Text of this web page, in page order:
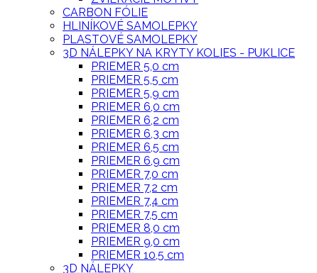
CARBON FÓLIE
HLINÍKOVÉ SAMOLEPKY
PLASTOVÉ SAMOLEPKY
3D NÁLEPKY NA KRYTY KOLIES - PUKLICE
PRIEMER 5,0 cm
PRIEMER 5,5 cm
PRIEMER 5,9 cm
PRIEMER 6,0 cm
PRIEMER 6,2 cm
PRIEMER 6,3 cm
PRIEMER 6,5 cm
PRIEMER 6,9 cm
PRIEMER 7,0 cm
PRIEMER 7,2 cm
PRIEMER 7,4 cm
PRIEMER 7,5 cm
PRIEMER 8,0 cm
PRIEMER 9,0 cm
PRIEMER 10,5 cm
3D NÁLEPKY